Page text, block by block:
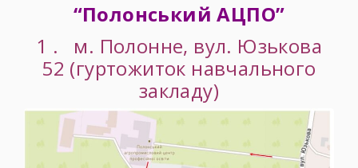
“Полонський АЦПО”
1 . м. Полонне, вул. Юзькова
52 (гуртожиток навчального
закладу)